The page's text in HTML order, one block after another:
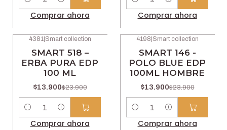
Cantidad
Comprar ahora
Cantidad
Comprar ahora
4381 |Smart collection
SMART 518 –
ERBA PURA EDP
100 ML
$13.900$23.900
Comprar ahora
4198|Smart collection
SMART 146 -
POLO BLUE EDP
100ML HOMBRE
$13.900$23.900
Comprar ahora